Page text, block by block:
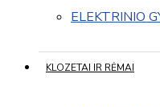
ELEKTRINIO
KLOZETAI IR RĖMAI